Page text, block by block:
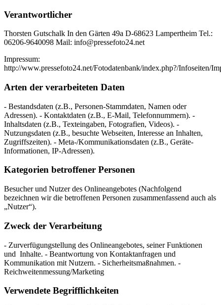
Verantwortlicher
Thorsten Gutschalk In den Gärten 49a D-68623 Lampertheim Tel.:
06206-9640098 Mail: info@pressefoto24.net
Impressum:
http://www.pressefoto24.net/Fotodatenbank/index.php?/Infoseiten/
Arten der verarbeiteten Daten
- Bestandsdaten (z.B., Personen-Stammdaten, Namen oder
Adressen). - Kontaktdaten (z.B., E-Mail, Telefonnummern). -
Inhaltsdaten (z.B., Texteingaben, Fotografien, Videos). -
Nutzungsdaten (z.B., besuchte Webseiten, Interesse an Inhalten,
Zugriffszeiten). - Meta-/Kommunikationsdaten (z.B., Geräte-
Informationen, IP-Adressen).
Kategorien betroffener Personen
Besucher und Nutzer des Onlineangebotes (Nachfolgend
bezeichnen wir die betroffenen Personen zusammenfassend auch als
„Nutzer“).
Zweck der Verarbeitung
- Zurverfügungstellung des Onlineangebotes, seiner Funktionen
und Inhalte. - Beantwortung von Kontaktanfragen und
Kommunikation mit Nutzern. - Sicherheitsmaßnahmen. -
Reichweitenmessung/Marketing
Verwendete Begrifflichkeiten